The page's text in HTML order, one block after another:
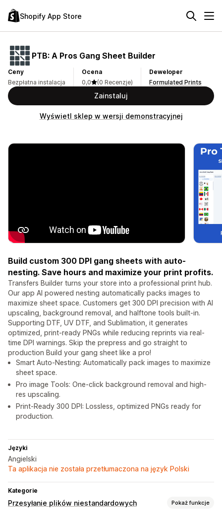
Shopify App Store
PTB: A Pros Gang Sheet Builder
Ceny
Bezpłatna instalacja
Ocena
0,0
(0 Recenzje)
Deweloper
Formulated Prints
Zainstaluj
Wyświetl sklep w wersji demonstracyjnej
Build custom 300 DPI gang sheets with auto-
nesting. Save hours and maximize your print profits.
Transfers Builder turns your store into a professional print hub.
Our app AI powered nesting automatically packs images to
maximize sheet space. Customers get 300 DPI precision with AI
upscaling, background removal, and halftone tools built-in.
Supporting DTF, UV DTF, and Sublimation, it generates
optimized, print-ready PNGs while reducing reprints via real-
time DPI warnings. Skip the prepress and go straight to
production Build your gang sheet like a pro!
Smart Auto-Nesting: Automatically pack images to maximize
sheet space.
Pro image Tools: One-click background removal and high-
res upscaling.
Print-Ready 300 DPI: Lossless, optimized PNGs ready for
production.
Języki
Angielski
Ta aplikacja nie została przetłumaczona na język Polski
Kategorie
Przesyłanie plików niestandardowych Pokaż funkcje